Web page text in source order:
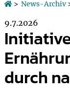
> News-Archiv
9.7.2026
durch